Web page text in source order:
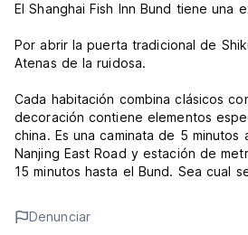
El Shanghai Fish Inn Bund tiene una
Por abrir la puerta tradicional de
Atenas de la ruidosa.
Cada habitación combina clásicos
decoración contiene elementos
china. Es una caminata de 5 minutos
Nanjing East Road y estación de
15 minutos hasta el Bund. Sea cual
Las habitaciones están equipadas
Denunciar